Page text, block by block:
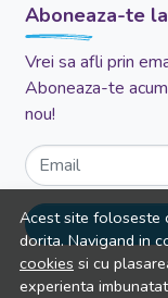
Acest site foloseste
dorita. Navigand in
cookies si cu
experienta
Aboneaza-te
Vrei sa afli prin
Aboneaza-te
nou!
Email